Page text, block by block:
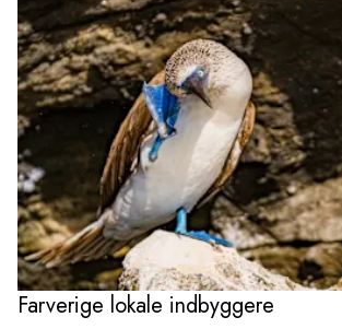
Farverige lokale indbyggere